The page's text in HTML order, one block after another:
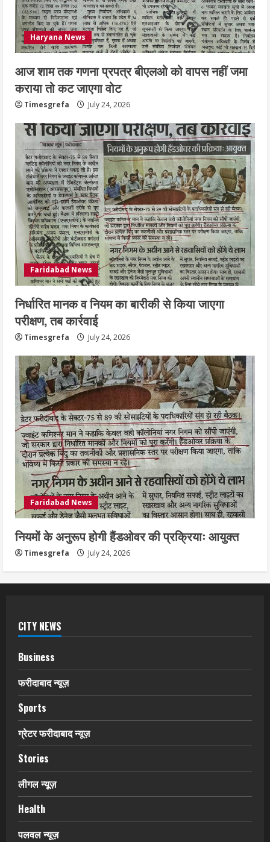
Haryana News
आज शाम तक गणना प्रपत्र बीएलओ को वापस नहीं जमा
कराया तो कट जाएगा वोट
Timesgrefa July 24, 2026
Faridabad News
निर्धारित मानक व नियम का बारीकी से किया जाएगा
परीक्षण, तब कार्रवाई
Timesgrefa July 24, 2026
Faridabad News
नियमों के अनुरूप होगी हैंडओवर की प्रक्रियाः आयुक्त
Timesgrefa July 24, 2026
CITY NEWS
Business
फरीदाबाद न्यूज़
Sports
ग्रेटर फरीदाबाद न्यूज़
Stories
लीगल न्यूज़
Health
पलवल न्यूज़